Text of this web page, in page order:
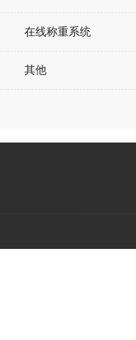
在线称重系统
其他